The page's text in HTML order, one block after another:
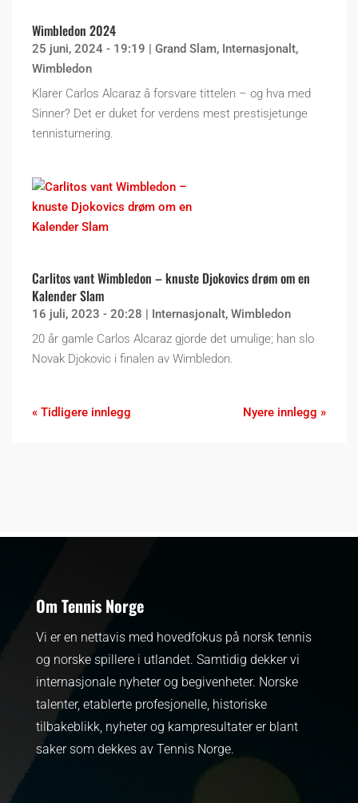
Wimbledon 2024
25 juni, 2024 - 19:19 | Grand Slam, Internasjonalt,
Wimbledon
Klarer Carlos Alcaraz å forsvare tittelen – og hva med
Sinner? Det er duket for verdens mest prestisjetunge
tennisturnering.
Carlitos vant Wimbledon – knuste Djokovics drøm om en
Kalender Slam
16 juli, 2023 - 20:28 | Internasjonalt, Wimbledon
20 år gamle Carlos Alcaraz gjorde det umulige; han slo
Novak Djokovic i finalen av Wimbledon.
« Tidligere innlegg Nyere innlegg »
Om Tennis Norge
Vi er en nettavis med hovedfokus på norsk tennis
og norske spillere i utlandet. Samtidig dekker vi
internasjonale nyheter og begivenheter. Norske
talenter, etablerte profesjonelle, historiske
tilbakeblikk, nyheter og kampresultater er blant
saker som dekkes av Tennis Norge.